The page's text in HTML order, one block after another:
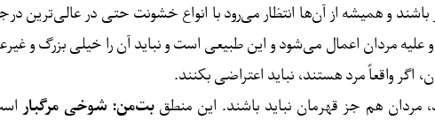
باشند و همیشه از آن‌ها انتظار می‌رود با انواع خشونت حتی در عالی‌ترین
علیه مردان اعمال می‌شود و این طبیعی است و نباید آن را خیلی بزرگ و
واقعاً مرد هستند، نباید اعتراضی بکنند.
مردان هم جز قهرمان نباید باشند. این منطقبت‌من: شوخی مرگبار